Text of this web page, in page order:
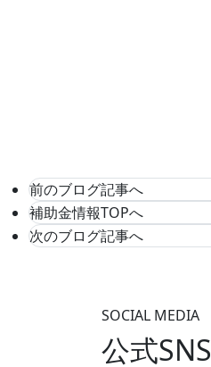
前のブログ記事へ
補助金情報TOPへ
次のブログ記事へ
SOCIAL MEDIA
公式SNS